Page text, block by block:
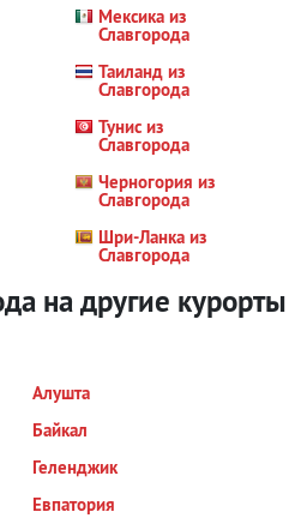
Мексика из
Славгорода
Таиланд из
Славгорода
Тунис из
Славгорода
Черногория из
Славгорода
Шри-Ланка из
Славгорода
на другие курорты
Алушта
Байкал
Геленджик
Евпатория